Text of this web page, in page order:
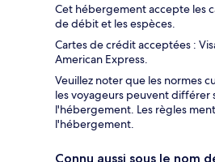
Cet hébergement accepte les
de débit et les espèces.
Cartes de crédit acceptées :
American Express.
Veuillez noter que les normes
les voyageurs peuvent différer
l'hébergement. Les règles
l'hébergement.
Connu aussi sous le nom